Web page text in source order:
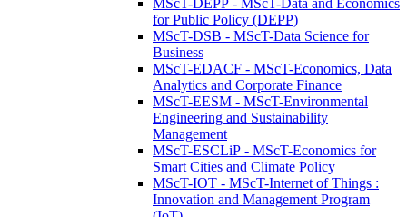
MScT-DEPP - MScT-Data and Economics
for Public Policy (DEPP)
MScT-DSB - MScT-Data Science for
Business
MScT-EDACF - MScT-Economics, Data
Analytics and Corporate Finance
MScT-EESM - MScT-Environmental
Engineering and Sustainability
Management
MScT-ESCLiP - MScT-Economics for
Smart Cities and Climate Policy
MScT-IOT - MScT-Internet of Things :
Innovation and Management Program